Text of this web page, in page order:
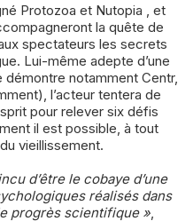
Protozoa et Nutopia , et
la quête de
spectateurs les secrets
Lui-même adepte d’une
notamment Centr,
l’acteur tentera de
pour relever six défis
il est possible, à tout
vieillissement.
d’être le cobaye d’une
réalisés dans
progrès scientifique »,